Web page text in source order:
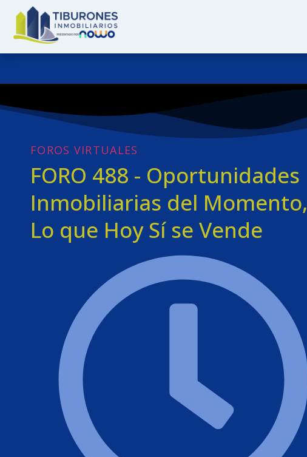
FOROS VIRTUALES :
FORO 488 - Oportunidades
Inmobiliarias del Momento,
Lo que Hoy Sí se Vende